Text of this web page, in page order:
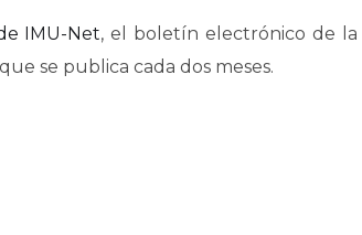
IMU-Net, el boletín electrónico de la
que se publica cada dos meses.